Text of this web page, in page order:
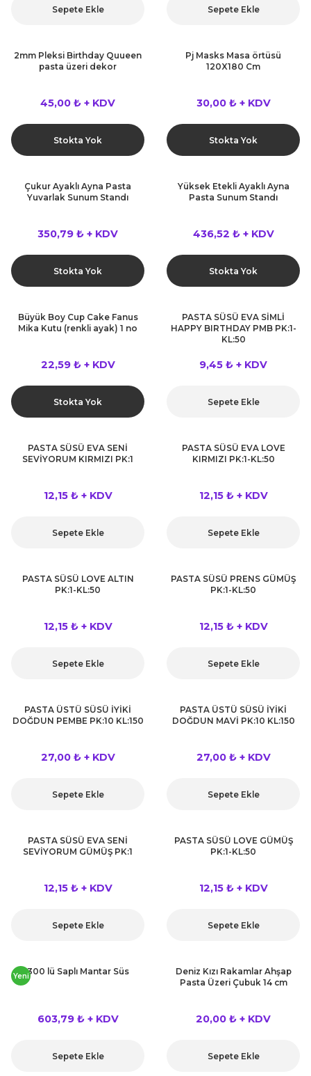
ve Dekor Maske
Sepete Ekle Sepete Ekle
2mm Pleksi Birthday Quueen
pasta üzeri dekor
45,00 ₺ + KDV
Stokta Yok
Pj Masks Masa örtüsü
120X180 Cm
30,00 ₺ + KDV
Stokta Yok
Çukur Ayaklı Ayna Pasta
Yuvarlak Sunum Standı
350,79 ₺ + KDV
Stokta Yok
Yüksek Etekli Ayaklı Ayna
Pasta Sunum Standı
436,52 ₺ + KDV
Stokta Yok
Büyük Boy Cup Cake Fanus
Mika Kutu (renkli ayak) 1 no
22,59 ₺ + KDV
Stokta Yok
PASTA SÜSÜ EVA SİMLİ
HAPPY BIRTHDAY PMB PK:1-
KL:50
9,45 ₺ + KDV
Sepete Ekle
PASTA SÜSÜ EVA SENİ
SEVİYORUM KIRMIZI PK:1
12,15 ₺ + KDV
Sepete Ekle
PASTA SÜSÜ EVA LOVE
KIRMIZI PK:1-KL:50
12,15 ₺ + KDV
Sepete Ekle
PASTA SÜSÜ LOVE ALTIN
PK:1-KL:50
12,15 ₺ + KDV
Sepete Ekle
PASTA SÜSÜ PRENS GÜMÜŞ
PK:1-KL:50
12,15 ₺ + KDV
Sepete Ekle
PASTA ÜSTÜ SÜSÜ İYİKİ
DOĞDUN PEMBE PK:10 KL:150
27,00 ₺ + KDV
Sepete Ekle
PASTA ÜSTÜ SÜSÜ İYİKİ
DOĞDUN MAVİ PK:10 KL:150
27,00 ₺ + KDV
Sepete Ekle
PASTA SÜSÜ EVA SENİ
SEVİYORUM GÜMÜŞ PK:1
12,15 ₺ + KDV
Sepete Ekle
PASTA SÜSÜ LOVE GÜMÜŞ
PK:1-KL:50
12,15 ₺ + KDV
Sepete Ekle
Yeni300 lü Saplı Mantar Süs
603,79 ₺ + KDV
Sepete Ekle
Deniz Kızı Rakamlar Ahşap
Pasta Üzeri Çubuk 14 cm
20,00 ₺ + KDV
Sepete Ekle